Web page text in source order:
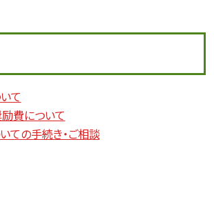
て
費について
ての手続き・ご相談